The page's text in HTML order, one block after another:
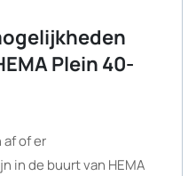
Plein 40-
af of er
in de buurt van HEMA